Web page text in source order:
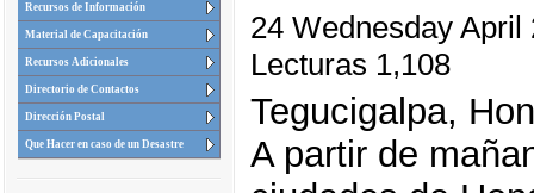
Recursos de Información
Material de Capacitación
Recursos Adicionales
Directorio de Contactos
Dirección Postal
Que Hacer en caso de un Desastre
24 Wednesday
Lecturas 1,108
Tegucigalpa,
A partir de